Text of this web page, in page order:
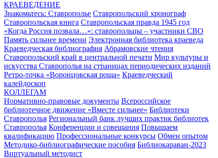
КРАЕВЕДЕНИЕ
Знакомьтесь: Ставрополье Ставропольский хронограф
Ставропольская книга Ставропольская правда 1945 год
«Когда Россия позвала…»: ставропольцы – участники СВО
Память сильнее времени Электронная библиотека краеведа
Краеведческая библиография Абрамовские чтения
Ставропольский край в центральной печати Мир культуры и
искусства Ставрополья на страницах периодических изданий
Ретро-точка «Воронцовская роща» Краеведческий
калейдоскоп
КОЛЛЕГАМ
Нормативно-правовые документы Всероссийское
библиотечное движение «Вместе сильнее» Библиотеки
Ставрополья Региональный банк лучших практик библиотек
Ставрополья Конференции и совещания Повышаем
квалификацию Профессиональные конкурсы Обмен опытом
Методико-библиографические пособия Библиокараван-2023
Виртуальный методист